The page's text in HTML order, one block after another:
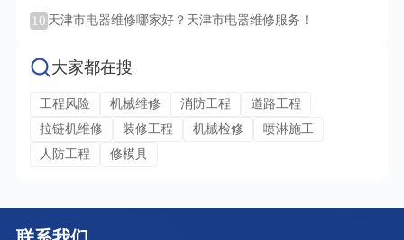
10 天津市电器维修哪家好？天津市电器维修服务！
大家都在搜
工程风险 机械维修 消防工程
道路工程
拉链机维修
装修工程 机械检修
喷淋施工
人防工程
修模具